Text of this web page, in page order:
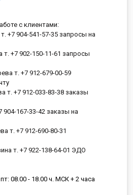
с клиентами:
+7 904-541-57-35 запросы на
+7 902-150-11-61 запросы
т. +7 912-679-00-59
т. +7 912-033-83-38 заказы
904-167-33-42 заказы на
т. +7 912-690-80-31
т. +7 922-138-64-01 ЭДО
08.00 - 18.00 ч. МСК + 2 часа